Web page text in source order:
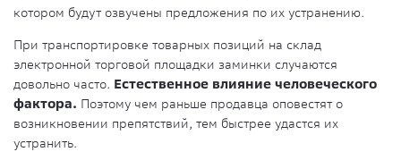
котором будут озвучены предложения по их устранению.
При транспортировке товарных позиций на склад
электронной торговой площадки заминки случаются
довольно часто. Естественное влияние человеческого
фактора. Поэтому чем раньше продавца оповестят о
возникновении препятствий, тем быстрее удастся их
устранить.